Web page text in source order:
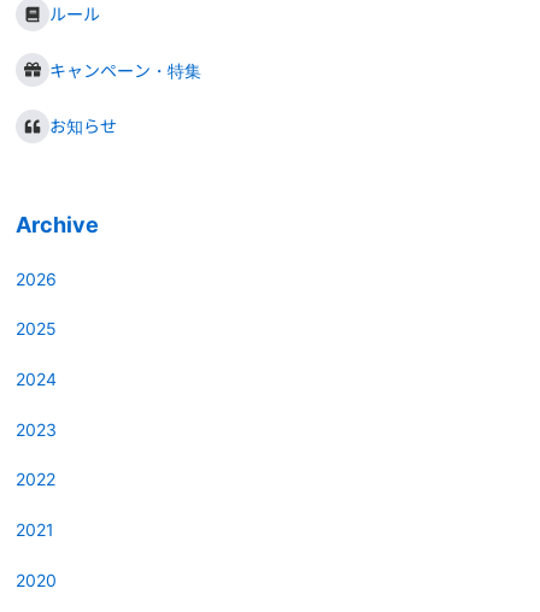
ルール
キャンペーン・特集
お知らせ
Archive
2026
2025
2024
2023
2022
2021
2020